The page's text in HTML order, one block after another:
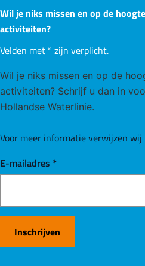
Wil je niks missen en op de
activiteiten?
Velden met * zijn verplicht.
Wil je niks missen en op de
activiteiten? Schrijf u dan in
Hollandse Waterlinie.
Voor meer informatie verwijzen wij
E-mailadres *
Inschrijven